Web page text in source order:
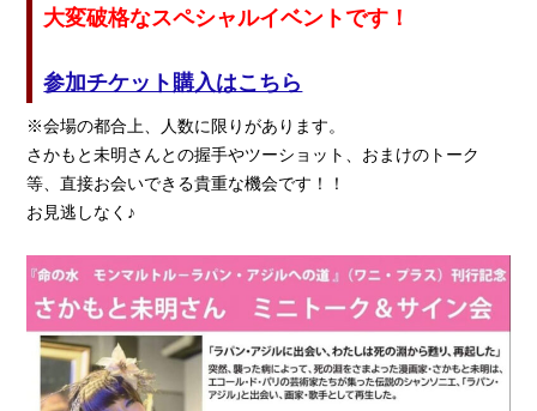
大変破格なスペシャルイベントです！
参加チケット購入はこちら
※会場の都合上、人数に限りがあります。
さかもと未明さんとの握手やツーショット、おまけのトーク
等、直接お会いできる貴重な機会です！！
お見逃しなく♪